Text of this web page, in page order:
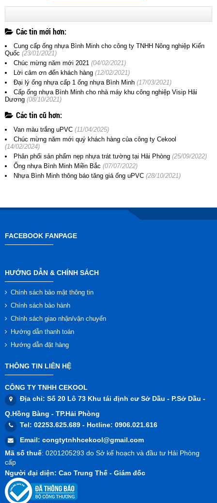
Các tin mới hơn:
Cung cấp ống nhựa Bình Minh cho công ty TNHH Nông nghiệp Kiến
Quốc (23/01/2021)
Chúc mừng năm mới 2021 (04/02/2021)
Lời cảm ơn đến khách hàng (12/02/2021)
Đại lý ống nhựa cấp 1 ống nhựa Bình Minh (17/03/2021)
Cấp ống nhựa Bình Minh cho nhà máy khu công nghiệp Visip Hải
Dương (08/10/2021)
Các tin cũ hơn:
Van màu trắng uPVC (11/04/2025)
Chúc mừng năm mới quý khách hàng của công ty Cekool
(14/02/2024)
Phân phối sản phẩm nẹp nhựa trát tường tại Hải Phòng (25/09/2022)
Ống nhựa Bình Minh Miền Bắc (07/07/2022)
Nhựa Bình Minh thông báo tăng giá ống uPVC (28/10/2021)
FACEBOOK FANPAGE
HƯỚNG DẪN & CHÍNH SÁCH
Chính sách bảo mật thông tin
Chính sách bảo hành
Chính sách giao nhận/vận chuyển
Hướng dẫn thanh toán
Hướng dẫn đặt hàng
THÔNG TIN LIÊN HỆ
CÔNG TY TNHH CEKOOL
Địa chỉ: Số 20 Lô 73 Khu tái định cư Sở Dầu - P.Sở Dầu -
Q.Hồng Bàng - TP.Hải Phòng
Tel: 02253.625.689 - Hotline: 0906.021.616
Email: congtytnhhcekool@gmail.com
Mã số thuế: 0201205293 do Sở kế hoạch và đầu tư Hải Phòng
cấp
Người đại diện: Cao Trung Thế - Giám đốc